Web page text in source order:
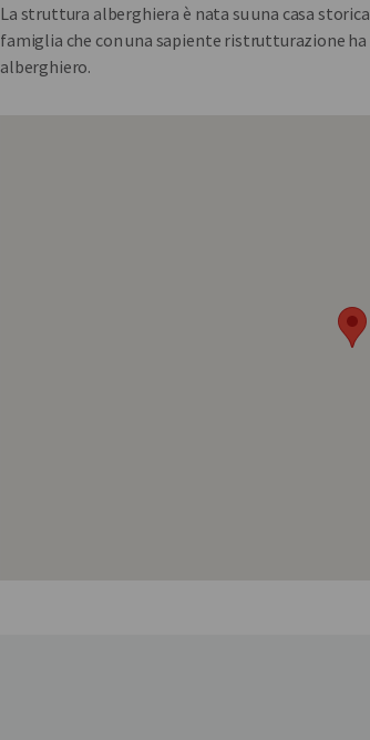
La struttura alberghiera è nata su una casa
famiglia che con una sapiente ristrutturazione
alberghiero.